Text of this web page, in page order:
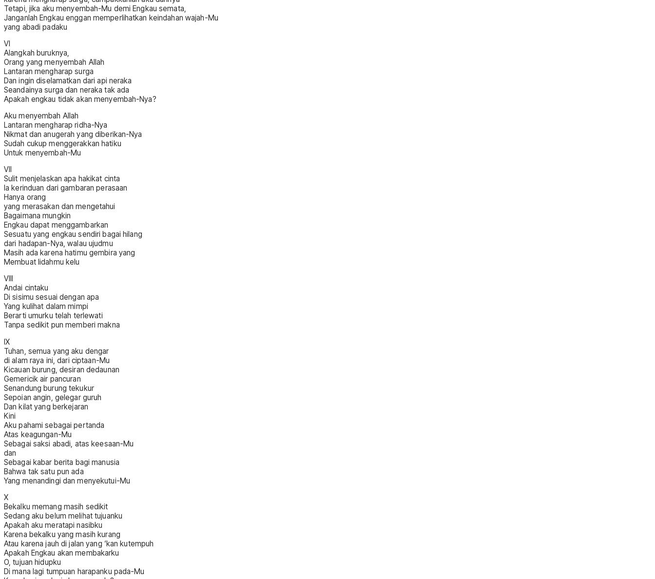
Tetapi, jika aku menyembah-Mu demi Engkau semata,
Janganlah Engkau enggan memperlihatkan keindahan wajah-Mu
yang abadi padaku
VI
Alangkah buruknya,
Orang yang menyembah Allah
Lantaran mengharap surga
Dan ingin diselamatkan dari api neraka
Seandainya surga dan neraka tak ada
Apakah engkau tidak akan menyembah-Nya?
Aku menyembah Allah
Lantaran mengharap ridha-Nya
Nikmat dan anugerah yang diberikan-Nya
Sudah cukup menggerakkan hatiku
Untuk menyembah-Mu
VII
Sulit menjelaskan apa hakikat cinta
Ia kerinduan dari gambaran perasaan
Hanya orang
yang merasakan dan mengetahui
Bagaimana mungkin
Engkau dapat menggambarkan
Sesuatu yang engkau sendiri bagai hilang
dari hadapan-Nya, walau ujudmu
Masih ada karena hatimu gembira yang
Membuat lidahmu kelu
VIII
Andai cintaku
Di sisimu sesuai dengan apa
Yang kulihat dalam mimpi
Berarti umurku telah terlewati
Tanpa sedikit pun memberi makna
IX
Tuhan, semua yang aku dengar
di alam raya ini, dari ciptaan-Mu
Kicauan burung, desiran dedaunan
Gemericik air pancuran
Senandung burung tekukur
Sepoian angin, gelegar guruh
Dan kilat yang berkejaran
Kini
Aku pahami sebagai pertanda
Atas keagungan-Mu
Sebagai saksi abadi, atas keesaan-Mu
dan
Sebagai kabar berita bagi manusia
Bahwa tak satu pun ada
Yang menandingi dan menyekutui-Mu
X
Bekalku memang masih sedikit
Sedang aku belum melihat tujuanku
Apakah aku meratapi nasibku
Karena bekalku yang masih kurang
Atau karena jauh di jalan yang ‘kan kutempuh
Apakah Engkau akan membakarku
O, tujuan hidupku
Di mana lagi tumpuan harapanku pada-Mu